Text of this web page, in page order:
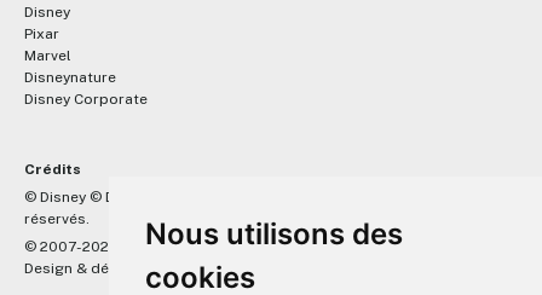
Nous utilisons des
cookies
Disney
Pixar
Marvel
Disneynature
Disney Corporate
Crédits
© Disney © Disney/Pixar © &
réservés.
© 2007-2026 DisneyPixar.fr
Design & développement :
MonsieurPaul